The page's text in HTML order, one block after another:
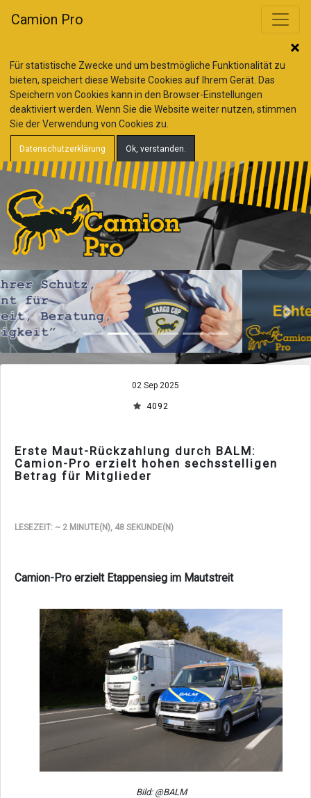
Für statistische Zwecke und um bestmögliche Funktionalität zu
bieten, speichert diese Website Cookies auf Ihrem Gerät. Das
Speichern von Cookies kann in den Browser-Einstellungen
deaktiviert werden. Wenn Sie die Website weiter nutzen, stimmen
Sie der Verwendung von Cookies zu.
Datenschutzerklärung Ok, verstanden.
Camion Pro
Zurück Vor
02 Sep 2025
4092
Erste Maut-Rückzahlung durch BALM:
Camion-Pro erzielt hohen sechsstelligen
Betrag für Mitglieder
LESEZEIT: ~ 2 MINUTE(N), 48 SEKUNDE(N)
Camion-Pro erzielt Etappensieg im Mautstreit
Bild: @BALM